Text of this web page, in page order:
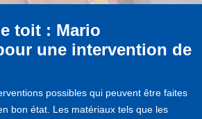
toit : Mario
une intervention de
possibles qui peuvent être faites
bon état. Les matériaux tels que les